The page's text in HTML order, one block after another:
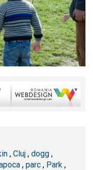
, ​Cluj , dogg ,
, parc , Park ,